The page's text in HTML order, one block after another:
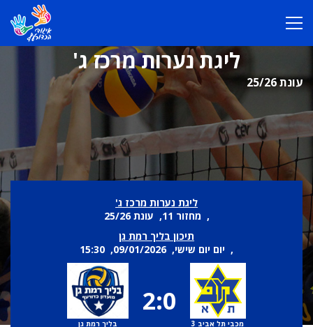
ליגת נערות מרכז ג'
עונת 25/26
ליגת נערות מרכז ג'
, מחזור 11, עונת 25/26
תיכון בליך רמת גן
, יום יום שישי, 09/01/2026, 15:30
מכבי תל אביב 3
2:0
בליך רמת גן